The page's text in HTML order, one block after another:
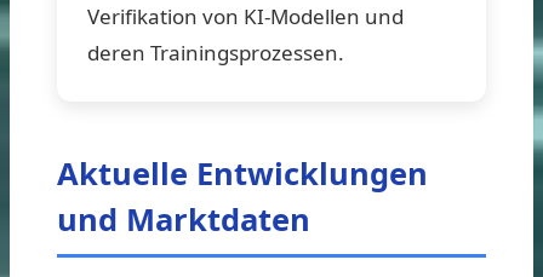
Verifikation von KI-Modellen und
deren Trainingsprozessen.
Aktuelle Entwicklungen
und Marktdaten